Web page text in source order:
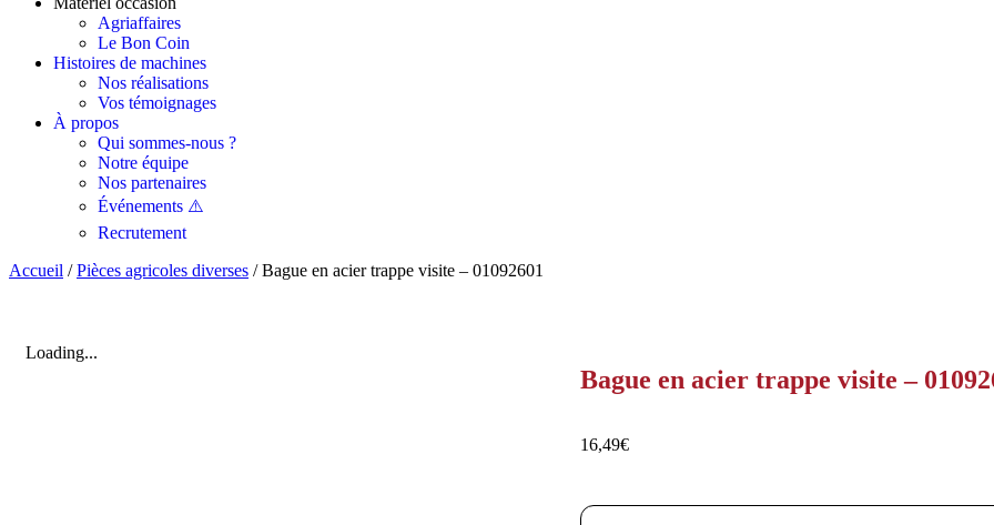
Agriaffaires
Le Bon Coin
Histoires de machines
Nos réalisations
Vos témoignages
À propos
Qui sommes-nous ?
Notre équipe
Nos partenaires
Événements ⚠️
Recrutement
Accueil /Pièces agricoles diverses / Bague en acier trappe visite – 01092601
Loading...
Bague en acier trappe visite –
16,49€